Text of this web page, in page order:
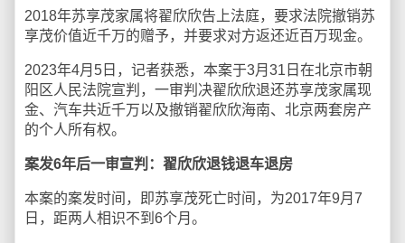
2018年苏享茂家属将翟欣欣告上法庭，要求法院撤销苏
享茂价值近千万的赠予，并要求对方返还近百万现金。
2023年4月5日，记者获悉，本案于3月31日在北京市朝
阳区人民法院宣判，一审判决翟欣欣退还苏享茂家属现
金、汽车共近千万以及撤销翟欣欣海南、北京两套房产
的个人所有权。
案发6年后一审宣判：翟欣欣退钱退车退房
本案的案发时间，即苏享茂死亡时间，为2017年9月7
日，距两人相识不到6个月。